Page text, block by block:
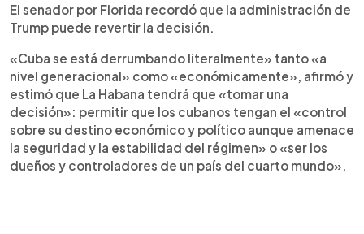
El senador por Florida recordó que la administración de
Trump puede revertir la decisión.
«Cuba se está derrumbando literalmente» tanto «a
nivel generacional» como «económicamente», afirmó y
estimó que La Habana tendrá que «tomar una
decisión»: permitir que los cubanos tengan el «control
sobre su destino económico y político aunque amenace
la seguridad y la estabilidad del régimen» o «ser los
dueños y controladores de un país del cuarto mundo».